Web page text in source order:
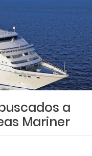
a
Mariner